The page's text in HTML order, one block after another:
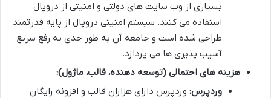
بسیاری از وب سایت های دولتی و امنیتی از دروپال
استفاده می کنند. سیستم امنیتی دروپال از پایه قدرتمند
طراحی شده است و جامعه آن به طور جدی به رفع سریع
آسیب پذیری ها می پردازد.
هزینه های احتمالی (توسعه دهنده، قالب، ماژول):
وردپرس: وردپرس دارای هزاران قالب و افزونه رایگان